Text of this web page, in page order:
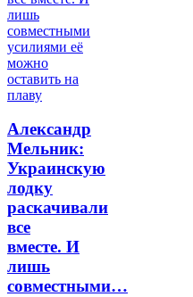
Александр
Мельник:
Украинскую
лодку
раскачивали
все
вместе. И
лишь
совместными…